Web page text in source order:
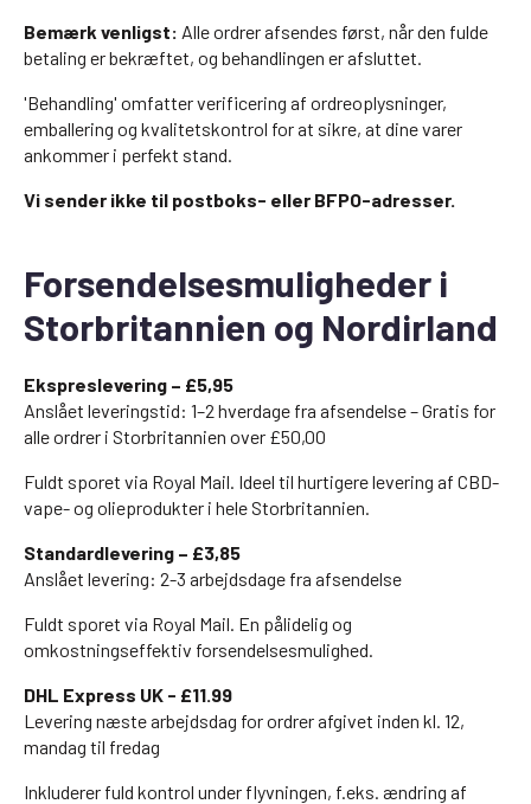
Bemærk venligst: Alle ordrer afsendes først, når den fulde
betaling er bekræftet, og behandlingen er afsluttet.
'Behandling' omfatter verificering af ordreoplysninger,
emballering og kvalitetskontrol for at sikre, at dine varer
ankommer i perfekt stand.
Vi sender ikke til postboks- eller BFPO-adresser.
Forsendelsesmuligheder i
Storbritannien og Nordirland
Ekspreslevering – £5,95
Anslået leveringstid: 1–2 hverdage fra afsendelse – Gratis for
alle ordrer i Storbritannien over £50,00
Fuldt sporet via Royal Mail. Ideel til hurtigere levering af CBD-
vape- og olieprodukter i hele Storbritannien.
Standardlevering – £3,85
Anslået levering: 2-3 arbejdsdage fra afsendelse
Fuldt sporet via Royal Mail. En pålidelig og
omkostningseffektiv forsendelsesmulighed.
DHL Express UK - £11.99
Levering næste arbejdsdag for ordrer afgivet inden kl. 12,
mandag til fredag
Inkluderer fuld kontrol under flyvningen, f.eks. ændring af